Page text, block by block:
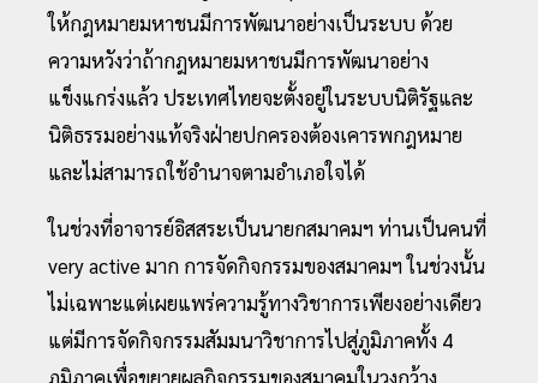
ให้กฎหมายมหาชนมีการพัฒนาอย่างเป็นระบบ ด้วย
ความหวังว่าถ้ากฎหมายมหาชนมีการพัฒนาอย่าง
แข็งแกร่งแล้ว ประเทศไทยจะตั้งอยู่ในระบบนิติรัฐและ
นิติธรรมอย่างแท้จริงฝ่ายปกครองต้องเคารพกฎหมาย
และไม่สามารถใช้อำนาจตามอำเภอใจได้
ในช่วงที่อาจารย์อิสสระเป็นนายกสมาคมฯ ท่านเป็นคนที่
very active มาก การจัดกิจกรรมของสมาคมฯ ในช่วงนั้น
ไม่เฉพาะแต่เผยแพร่ความรู้ทางวิชาการเพียงอย่างเดียว
แต่มีการจัดกิจกรรมสัมมนาวิชาการไปสู่ภูมิภาคทั้ง 4
ภูมิภาคเพื่อขยายผลกิจกรรมของสมาคมในวงกว้าง